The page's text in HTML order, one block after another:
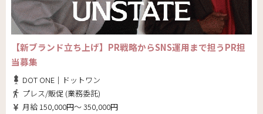
【新ブランド立ち上げ】PR戦略からSNS運用まで担うPR担
当募集
DOT ONE｜ドットワン
プレス/販促 (業務委託)
月給 150,000円～ 350,000円